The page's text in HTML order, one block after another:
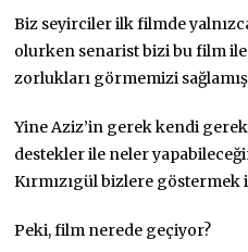
Biz seyirciler ilk filmde
olurken senarist bizi bu film ile
zorlukları görmemizi
Yine Aziz’in gerek kendi
destekler ile neler
Kırmızıgül bizlere göstermek
Peki, film nerede geçiyor?